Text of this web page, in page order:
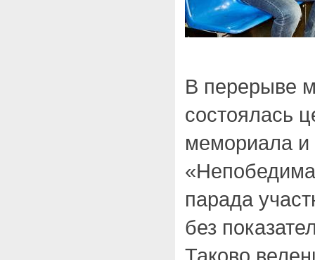
В перерыве
состоялась
мемориала и
парада
без